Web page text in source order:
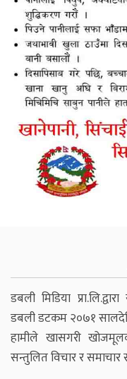
डबली मिडिया
डबली डटकम २०७१
हामीले खासगरी
सन्तुलित विचार र समाचार